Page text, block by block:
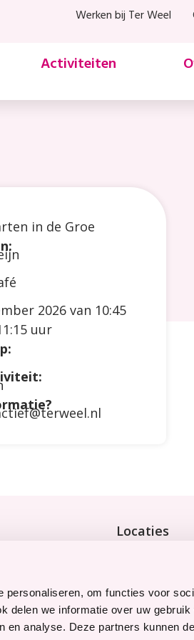
om functies voor
delen we informatie over uw gebruik
analyse. Deze partners kunnen
Werken bij Ter Weel
Activiteiten
in de Groe
2026 van 10:45
uur
Locaties
Werken bij